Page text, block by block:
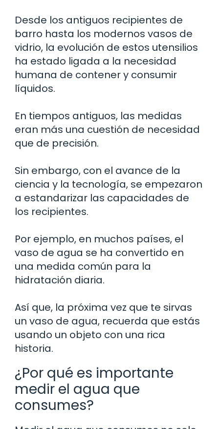
Desde los antiguos recipientes de
barro hasta los modernos vasos de
vidrio, la evolución de estos utensilios
ha estado ligada a la necesidad
humana de contener y consumir
líquidos.
En tiempos antiguos, las medidas
eran más una cuestión de necesidad
que de precisión.
Sin embargo, con el avance de la
ciencia y la tecnología, se empezaron
a estandarizar las capacidades de
los recipientes.
Por ejemplo, en muchos países, el
vaso de agua se ha convertido en
una medida común para la
hidratación diaria.
Así que, la próxima vez que te sirvas
un vaso de agua, recuerda que estás
usando un objeto con una rica
historia.
¿Por qué es importante
medir el agua que
consumes?